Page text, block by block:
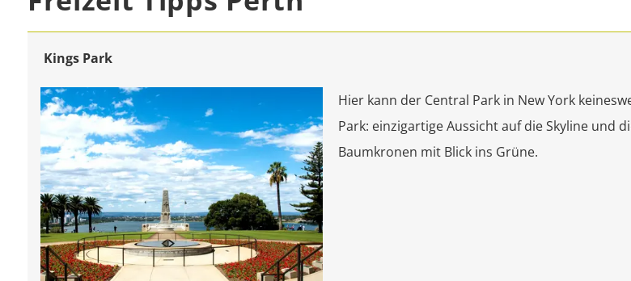
Kings Park
Hier kann der Central Park in New York
Park: einzigartige Aussicht auf die Skyline und
Baumkronen mit Blick ins Grüne.